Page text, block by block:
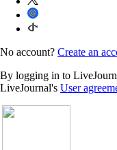
No account? Create an
By logging in to
LiveJournal's User